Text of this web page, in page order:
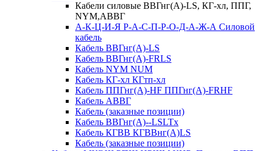
Кабели силовые ВВГнг(А)-LS, КГ-хл, ППГ,
NYM,АВВГ
А-К-Ц-И-Я Р-А-С-П-Р-О-Д-А-Ж-А Силовой
кабель
Кабель ВВГнг(А)-LS
Кабель ВВГнг(А)-FRLS
Кабель NYM NUM
Кабель КГ-хл КГтп-хл
Кабель ППГнг(А)-HF ППГнг(А)-FRHF
Кабель АВВГ
Кабель (заказные позиции)
Кабель ВВГнг(А)--LSLTx
Кабель КГВВ КГВВнг(А)LS
Кабель (заказные позиции)